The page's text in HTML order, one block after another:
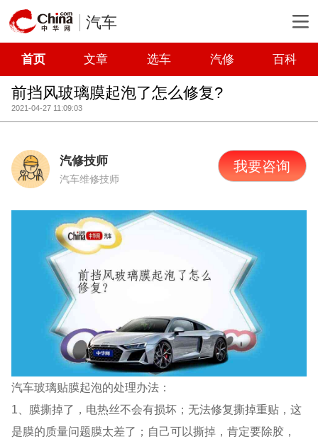
汽车
首页 文章 选车 汽修 百科
前挡风玻璃膜起泡了怎么修复?
2021-04-27 11:09:03
汽修技师
汽车维修技师
我要咨询
汽车玻璃贴膜起泡的处理办法：
1、膜撕掉了，电热丝不会有损坏；无法修复撕掉重贴，这
是膜的质量问题膜太差了；自己可以撕掉，肯定要除胶，